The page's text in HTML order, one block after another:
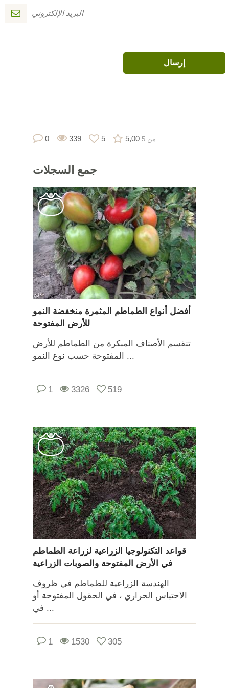
0 339 5 5,00 من 5
جمع السجلات
أفضل أنواع الطماطم المثمرة منخفضة النمو
للأرض المفتوحة
تنقسم الأصناف المبكرة من الطماطم للأرض
المفتوحة حسب نوع النمو ...
1 3326 519
قواعد التكنولوجيا الزراعية لزراعة الطماطم
في الأرض المفتوحة والصوبات الزراعية
الهندسة الزراعية للطماطم في ظروف
الاحتباس الحراري ، في الحقول المفتوحة أو
في ...
1 1530 305